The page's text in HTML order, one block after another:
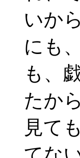
いか
にも
も、
たか
見て